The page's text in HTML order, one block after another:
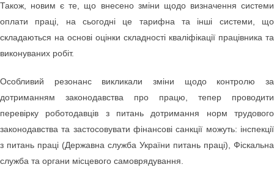
Також, новим є те, що внесено зміни щодо визначення системи
оплати праці, на сьогодні це тарифна та інші системи, що
складаються на основі оцінки складності кваліфікації працівника та
виконуваних робіт.
Особливий резонанс викликали зміни щодо контролю за
дотриманням законодавства про працю, тепер проводити
перевірку роботодавців з питань дотримання норм трудового
законодавства та застосовувати фінансові санкції можуть: інспекції
з питань праці (Державна служба України питань праці), Фіскальна
служба та органи місцевого самоврядування.